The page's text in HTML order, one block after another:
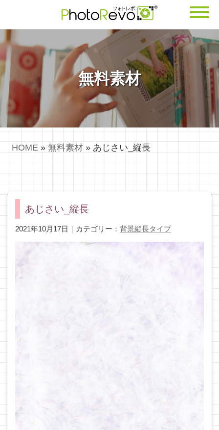
無料素材
HOME » 無料素材 » あじさい_縦長
あじさい_縦長
2021年10月17日｜カテゴリー： 背景縦長タイプ